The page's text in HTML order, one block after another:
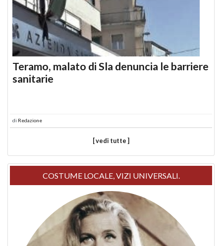
Teramo, malato di Sla denuncia le barriere
sanitarie
di Redazione
[ vedi tutte ]
COSTUME LOCALE, VIZI UNIVERSALI.